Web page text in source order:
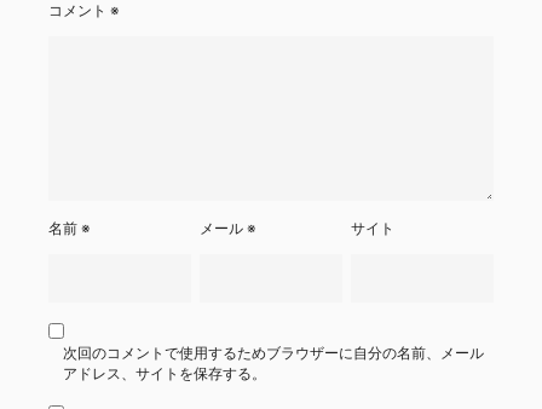
コメント ※
名前 ※ メール※ サイト
次回のコメントで使用するためブラウザーに自分の名前、メール
アドレス、サイトを保存する。